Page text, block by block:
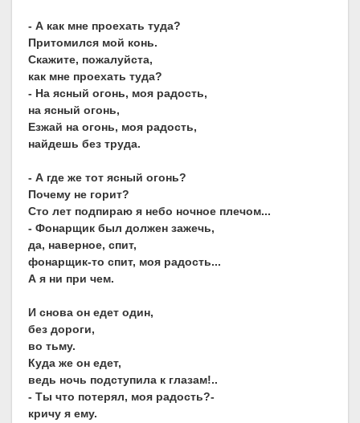
- А как мне проехать туда?
Притомился мой конь.
Скажите, пожалуйста,
как мне проехать туда?
- На ясный огонь, моя радость,
на ясный огонь,
Езжай на огонь, моя радость,
найдешь без труда.
- А где же тот ясный огонь?
Почему не горит?
Сто лет подпираю я небо ночное плечом...
- Фонарщик был должен зажечь,
да, наверное, спит,
фонарщик-то спит, моя радость...
А я ни при чем.
И снова он едет один,
без дороги,
во тьму.
Куда же он едет,
ведь ночь подступила к глазам!..
- Ты что потерял, моя радость?-
кричу я ему.